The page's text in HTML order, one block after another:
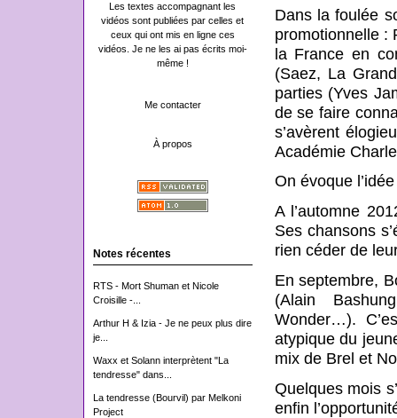
Les textes accompagnant les
vidéos sont publiées par celles et
ceux qui ont mis en ligne ces
vidéos. Je ne les ai pas écrits moi-
même !
Me contacter
À propos
Notes récentes
RTS - Mort Shuman et Nicole
Croisille -...
Arthur H & Izia - Je ne peux plus dire
je...
Waxx et Solann interprètent "La
tendresse" dans...
La tendresse (Bourvil) par Melkoni
Project
Dans la foulée
promotionnelle :
la France en
(Saez, La
parties (Yves
de se faire
s’avèrent
Académie
On évoque
A l’automne
Ses chansons
rien céder de
En septembre,
(Alain
Wonder…).
atypique du
mix de Brel et
Quelques mois
enfin